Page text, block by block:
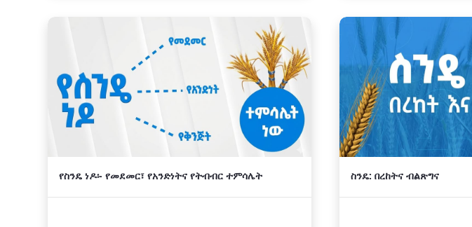
የስንዴ ነዶ፡- የመደመር፣ የአንድነትና የትብብር ተምሳሌት ስንዴ: በረከትና ብልጽግና